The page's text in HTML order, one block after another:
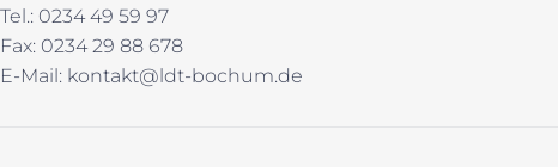
Tel.: 0234 49 59 97
Fax: 0234 29 88 678
E-Mail: kontakt@ldt-bochum.de